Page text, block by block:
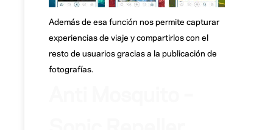
Además de esa función nos permite capturar
experiencias de viaje y compartirlos con el
resto de usuarios gracias a la publicación de
fotografías.